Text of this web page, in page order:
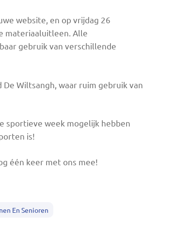
website, en op vrijdag 26
materiaaluitleen. Alle
gebruik van verschillende
Wiltsangh, waar ruim gebruik van
sportieve week mogelijk hebben
is!
één keer met ons mee!
En Senioren